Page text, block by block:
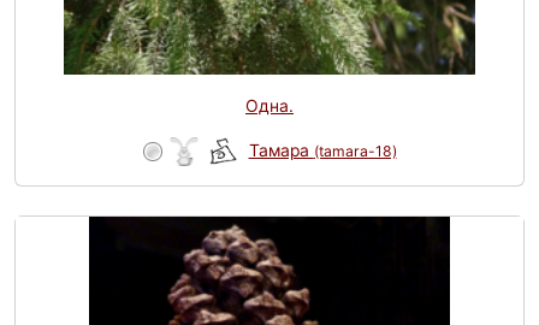
Одна.
Тамара (tamara-18)